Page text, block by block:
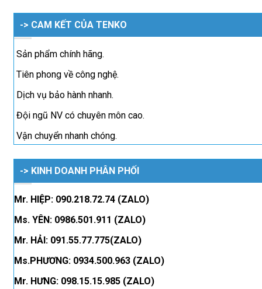
-> CAM KẾT CỦA TENKO
Sản phẩm chính hãng.
Tiên phong về công nghệ.
Dịch vụ bảo hành nhanh.
Đội ngũ NV có chuyên môn cao.
Vận chuyển nhanh chóng.
-> KINH DOANH PHÂN PHỐI
Mr. HIỆP: 090.218.72.74 (ZALO)
Ms. YÊN: 0986.501.911 (ZALO)
Mr. HẢI: 091.55.77.775(ZALO)
Ms.PHƯƠNG: 0934.500.963 (ZALO)
Mr. HƯNG: 098.15.15.985 (ZALO)